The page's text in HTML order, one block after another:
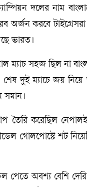
দলের নাম
অর্জন করবে
ভারত।
ম্যাচ সহজ ছিল না
দুই ম্যাচে জয়
সমান।
তৈরি করেছিল
গোলপোস্টে শট
পেতে অবশ্য বেশি দেরি